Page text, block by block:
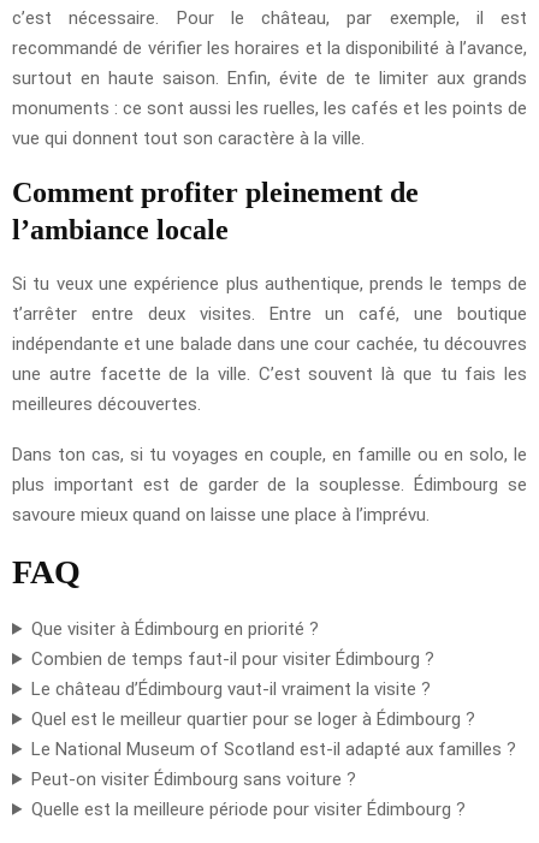
c’est nécessaire. Pour le château, par exemple, il est
recommandé de vérifier les horaires et la disponibilité à l’avance,
surtout en haute saison. Enfin, évite de te limiter aux grands
monuments : ce sont aussi les ruelles, les cafés et les points de
vue qui donnent tout son caractère à la ville.
Comment profiter pleinement de
l’ambiance locale
Si tu veux une expérience plus authentique, prends le temps de
t’arrêter entre deux visites. Entre un café, une boutique
indépendante et une balade dans une cour cachée, tu découvres
une autre facette de la ville. C’est souvent là que tu fais les
meilleures découvertes.
Dans ton cas, si tu voyages en couple, en famille ou en solo, le
plus important est de garder de la souplesse. Édimbourg se
savoure mieux quand on laisse une place à l’imprévu.
FAQ
Que visiter à Édimbourg en priorité ?
Combien de temps faut-il pour visiter Édimbourg ?
Le château d’Édimbourg vaut-il vraiment la visite ?
Quel est le meilleur quartier pour se loger à Édimbourg ?
Le National Museum of Scotland est-il adapté aux familles ?
Peut-on visiter Édimbourg sans voiture ?
Quelle est la meilleure période pour visiter Édimbourg ?